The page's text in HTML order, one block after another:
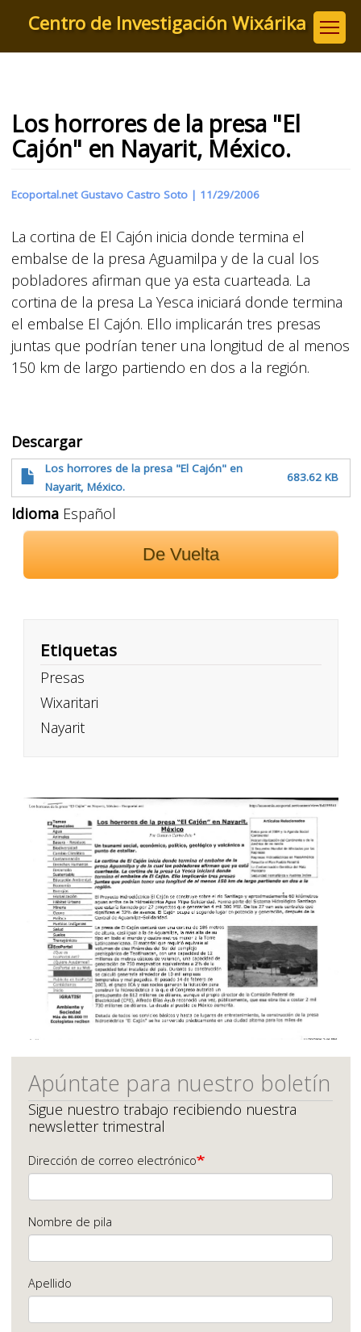
principal
Centro de Investigación Wixárika
Los horrores de la presa "El
Cajón" en Nayarit, México.
Ecoportal.net Gustavo Castro Soto | 11/29/2006
La cortina de El Cajón inicia donde termina el
embalse de la presa Aguamilpa y de la cual los
pobladores afirman que ya esta cuarteada. La
cortina de la presa La Yesca iniciará donde termina
el embalse El Cajón. Ello implicarán tres presas
juntas que podrían tener una longitud de al menos
150 km de largo partiendo en dos a la región.
Descargar
Los horrores de la presa "El Cajón" en
Nayarit, México.
683.62 KB
IdiomaEspañol
De Vuelta
Etiquetas
Presas
Wixaritari
Nayarit
Apúntate para nuestro boletín
Sigue nuestro trabajo recibiendo nuestra
newsletter trimestral
Dirección de correo electrónico
Nombre de pila
Apellido